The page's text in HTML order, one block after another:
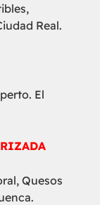
Real.
El
Quesos